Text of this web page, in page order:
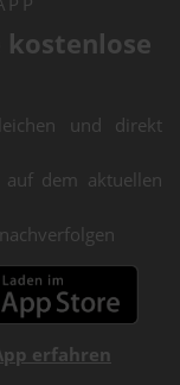
kostenlose
und direkt
auf dem aktuellen
erfahren